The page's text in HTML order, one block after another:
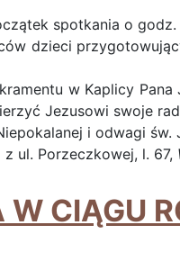
spotkania o godz.
dzieci
w Kaplicy
Jezusowi swoje
i odwagi św.
ul. Porzeczkowej, l. 67,
W CIĄGU